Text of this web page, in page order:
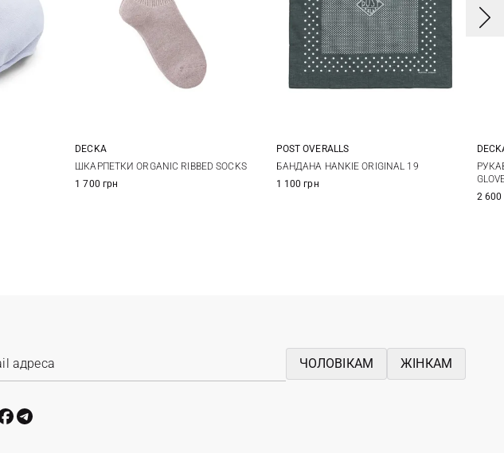
1 2
DECKA
ШКАРПЕТКИ ORGANIC RIBBED SOCKS
1 700 грн
One size
POST OVERALLS
БАНДАНА HANKIE ORIGINAL 19
1 100 грн
1
2 600
ЧОЛОВІКАМ ЖІНКАМ